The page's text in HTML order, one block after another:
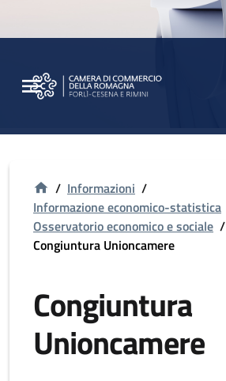
/ Informazioni /
Informazione economico-statistica
Osservatorio economico e sociale /
Congiuntura Unioncamere
Congiuntura
Unioncamere